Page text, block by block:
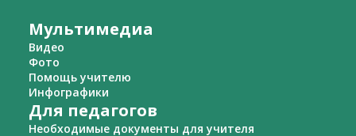
Мультимедиа
Видео
Фото
Помощь учителю
Инфографики
Для педагогов
Необходимые документы для учителя